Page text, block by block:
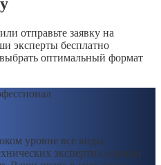
или отправьте заявку на
эксперты бесплатно
оптимальный формат
уровне все виды
экспертиз, оценки